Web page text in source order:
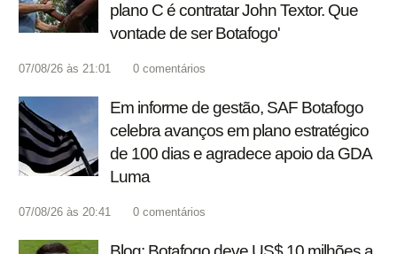
plano C é contratar John Textor. Que
vontade de ser Botafogo'
07/08/26 às 21:01 0 comentários
Em informe de gestão, SAF Botafogo
celebra avanços em plano estratégico
de 100 dias e agradece apoio da GDA
Luma
07/08/26 às 20:41 0 comentários